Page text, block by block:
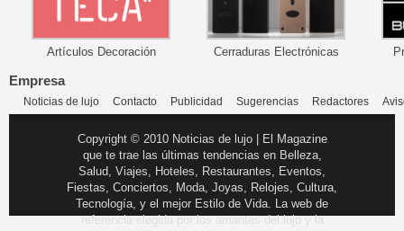
Artículos Decoración Cerraduras Electrónicas
Empresa
Noticias de lujo Contacto Publicidad Sugerencias Redactores
Copyright © 2010 Noticias de lujo | El Magazine
que te trae las últimas tendencias en Belleza,
Salud, Viajes, Hoteles, Restaurantes, Eventos,
Fiestas, Conciertos, Moda, Joyas, Relojes, Cultura,
Tecnología, y el mejor Estilo de Vida. La web de
referencia elegida por los amantes del lujo y la